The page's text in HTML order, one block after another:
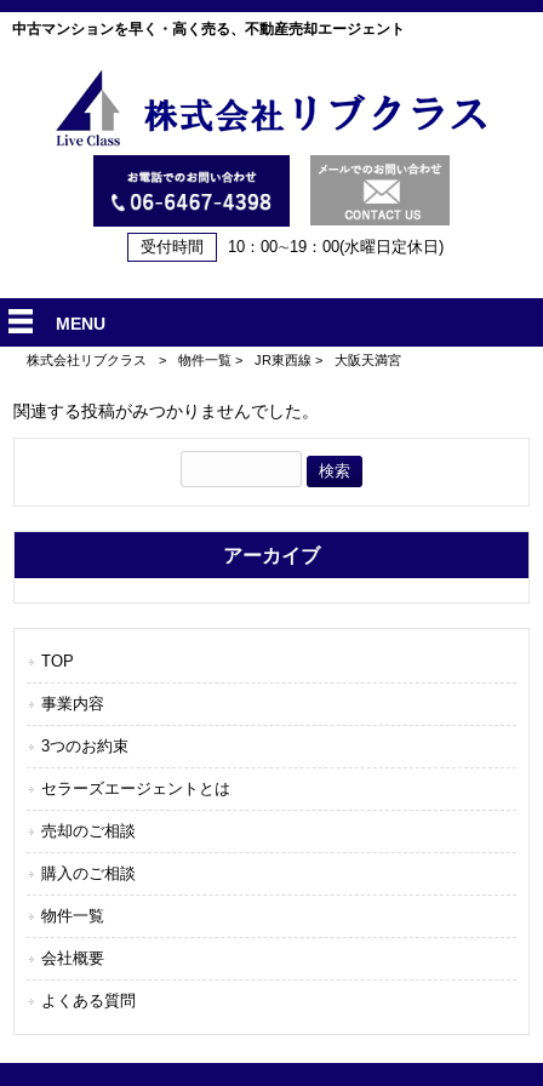
中古マンションを早く・高く売る、不動産売却エージェント
受付時間 10：00∼19：00(水曜日定休日)
MENU
株式会社リブクラス > 物件一覧 > JR東西線 > 大阪天満宮
関連する投稿がみつかりませんでした。
アーカイブ
TOP
事業内容
3つのお約束
セラーズエージェントとは
売却のご相談
購入のご相談
物件一覧
会社概要
よくある質問